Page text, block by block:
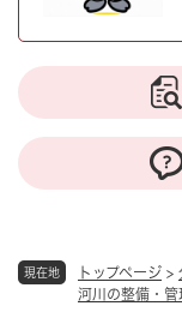
現在地 トップページ >
河川の整備・管